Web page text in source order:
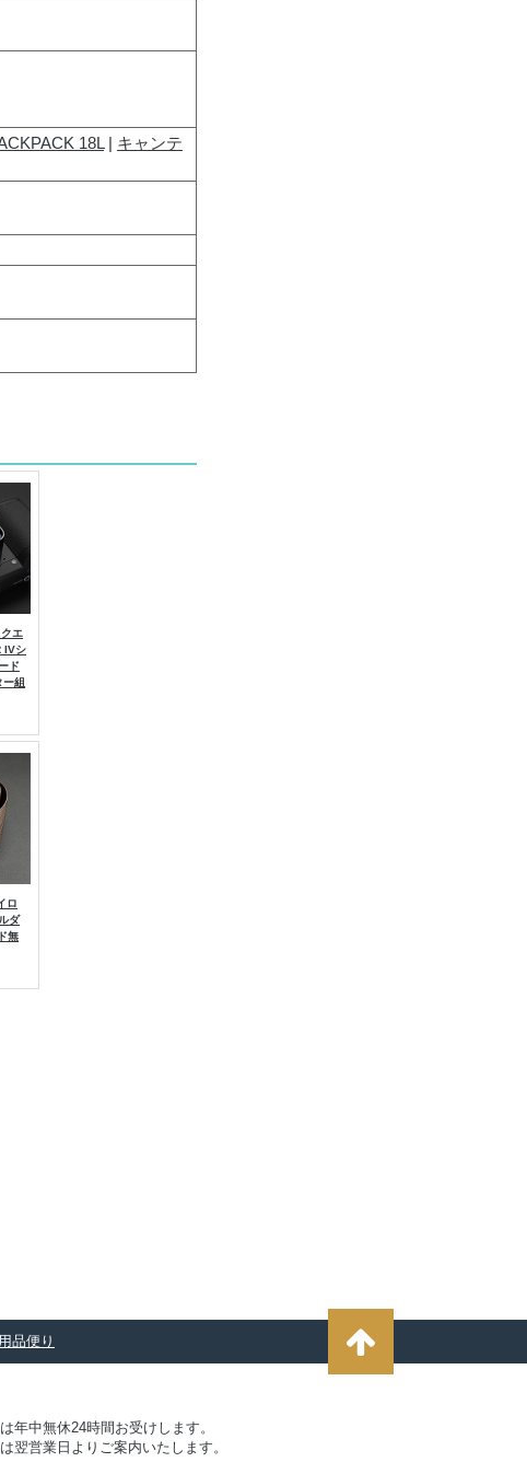
18L| キャンテ
エ
IVシ
ド
ー組
ロ
ダ
無
品便り
年中無休24時間お受けします。
翌営業日よりご案内いたします。